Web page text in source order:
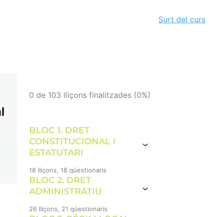
Surt del curs
0 de 103 lliçons finalitzades (0%)
BLOC 1. DRET
CONSTITUCIONAL I
ESTATUTARI
1-LA CONSTITUCIÓ ESPANYOLA
DE 1978 AA
TEST CONSTITUCIÓ ESPANYOLA
18 lliçons, 18 qüestionaris
BLOC 2. DRET
ADMINISTRATIU
26 lliçons, 21 qüestionaris